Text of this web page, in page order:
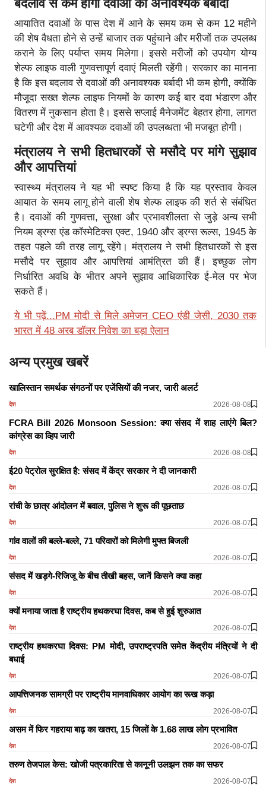
बदलाव से कम होगी दवाओं की अनावश्यक बर्बादी
आयातित दवाओं के पास देश में आने के समय कम से कम 12 महीने
की शेष वैधता होने से उन्हें बाजार तक पहुंचाने और मरीजों तक उपलब्ध
कराने के लिए पर्याप्त समय मिलेगा। इससे मरीजों को उपयोग योग्य
शेल्फ लाइफ वाली गुणवत्तापूर्ण दवाएं मिलती रहेंगी। सरकार का मानना
है कि इस बदलाव से दवाओं की अनावश्यक बर्बादी भी कम होगी, क्योंकि
मौजूदा सख्त शेल्फ लाइफ नियमों के कारण कई बार दवा भंडारण और
वितरण में नुकसान होता है। इससे सप्लाई मैनेजमेंट बेहतर होगा, लागत
घटेगी और देश में आवश्यक दवाओं की उपलब्धता भी मजबूत होगी।
मंत्रालय ने सभी हितधारकों से मसौदे पर मांगे सुझाव
और आपत्तियां
स्वास्थ्य मंत्रालय ने यह भी स्पष्ट किया है कि यह प्रस्ताव केवल
आयात के समय लागू होने वाली शेष शेल्फ लाइफ की शर्त से संबंधित
है। दवाओं की गुणवत्ता, सुरक्षा और प्रभावशीलता से जुड़े अन्य सभी
नियम ड्रग्स एंड कॉस्मेटिक्स एक्ट, 1940 और ड्रग्स रूल्स, 1945 के
तहत पहले की तरह लागू रहेंगे। मंत्रालय ने सभी हितधारकों से इस
मसौदे पर सुझाव और आपत्तियां आमंत्रित की हैं। इच्छुक लोग
निर्धारित अवधि के भीतर अपने सुझाव आधिकारिक ई-मेल पर भेज
सकते हैं।
ये भी पढ़ें...PM मोदी से मिले अमेजन CEO एंडी जेसी, 2030 तक
भारत में 48 अरब डॉलर निवेश का बड़ा ऐलान
अन्य प्रमुख खबरें
खालिस्तान समर्थक संगठनों पर एजेंसियों की नजर, जारी अलर्ट
देश 2026-08-08
FCRA Bill 2026 Monsoon Session: क्या संसद में शाह लाएंगे बिल?
कांग्रेस का व्हिप जारी
देश 2026-08-08
ई20 पेट्रोल सुरक्षित है: संसद में केंद्र सरकार ने दी जानकारी
देश 2026-08-07
रांची के छात्र आंदोलन में बवाल, पुलिस ने शुरू की पूछताछ
देश 2026-08-07
गांव वालों की बल्ले-बल्ले, 71 परिवारों को मिलेगी मुफ्त बिजली
देश 2026-08-07
संसद में खड़गे-रिजिजू के बीच तीखी बहस, जानें किसने क्या कहा
देश 2026-08-07
क्यों मनाया जाता है राष्ट्रीय हथकरघा दिवस, कब से हुई शुरुआत
देश 2026-08-07
राष्ट्रीय हथकरघा दिवस: PM मोदी, उपराष्ट्रपति समेत केंद्रीय मंत्रियों ने दी
बधाई
देश 2026-08-07
आपत्तिजनक सामग्री पर राष्ट्रीय मानवाधिकार आयोग का रूख कड़ा
देश 2026-08-07
असम में फिर गहराया बाढ़ का खतरा, 15 जिलों के 1.68 लाख लोग प्रभावित
देश 2026-08-07
तरुण तेजपाल केस: खोजी पत्रकारिता से कानूनी उलझन तक का सफर
देश 2026-08-07